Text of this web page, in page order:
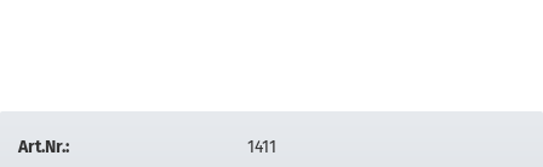
Art.Nr.:
1411